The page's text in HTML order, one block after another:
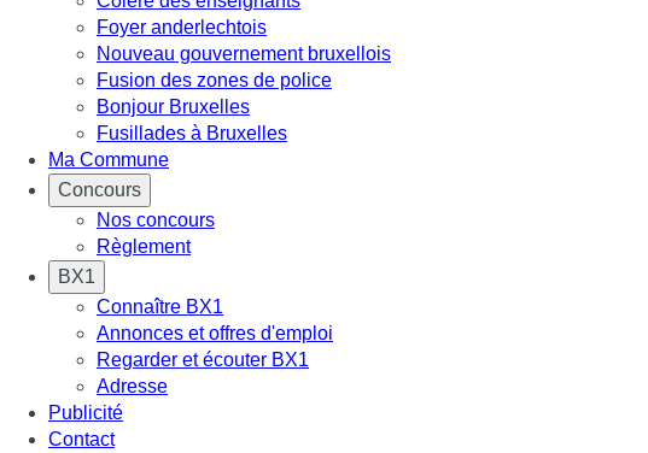
Foyer anderlechtois
Nouveau gouvernement bruxellois
Fusion des zones de police
Bonjour Bruxelles
Fusillades à Bruxelles
Ma Commune
Concours
Nos concours
Règlement
BX1
Connaître BX1
Annonces et offres d'emploi
Regarder et écouter BX1
Adresse
Publicité
Contact